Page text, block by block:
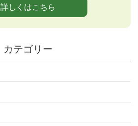
詳しくはこちら
カテゴリー